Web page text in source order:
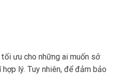
tối ưu cho những ai muốn sở
lý. Tuy nhiên, để đảm bảo